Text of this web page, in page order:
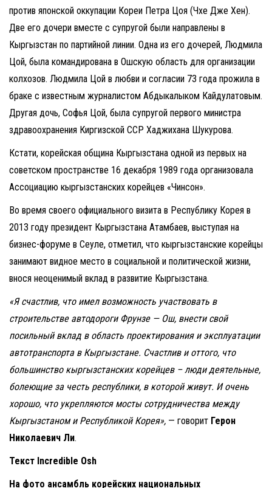
против японской оккупации Кореи Петра Цоя (Чхе Дже Хен).
Две его дочери вместе с супругой были направлены в
Кыргызстан по партийной линии. Одна из его дочерей, Людмила
Цой, была командирована в Ошскую область для организации
колхозов. Людмила Цой в любви и согласии 73 года прожила в
браке с известным журналистом Абдыкалыком Кайдулатовым.
Другая дочь, Софья Цой, была супругой первого министра
здравоохранения Киргизской ССР Хаджихана Шукурова.
Кстати, корейская община Кыргызстана одной из первых на
советском пространстве 16 декабря 1989 года организовала
Ассоциацию кыргызстанских корейцев «Чинсон».
Во время своего официального визита в Республику Корея в
2013 году президент Кыргызстана Атамбаев, выступая на
бизнес-форуме в Сеуле, отметил, что кыргызстанские корейцы
занимают видное место в социальной и политической жизни,
внося неоценимый вклад в развитие Кыргызстана.
«Я счастлив, что имел возможность участвовать в
строительстве автодороги Фрунзе — Ош, внести свой
посильный вклад в область проектирования и эксплуатации
автотранспорта в Кыргызстане. Счастлив и оттого, что
большинство кыргызстанских корейцев – люди деятельные,
болеющие за честь республики, в которой живут. И очень
хорошо, что укрепляются мосты сотрудничества между
Кыргызстаном и Республикой Корея», — говорит Герон
Николаевич Ли.
Текст Incredible Osh
На фото ансамбль корейских национальных